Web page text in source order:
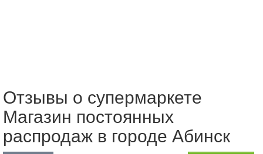
Отзывы о супермаркете
Магазин постоянных
распродаж в городе Абинск